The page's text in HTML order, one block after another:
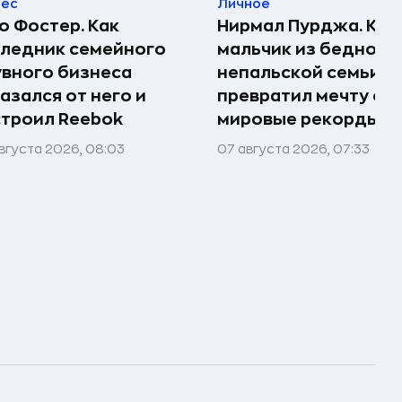
Фостер. Как
семейного
бизнеса
от него и
Reebok
2026, 08:03
Личное
Нирмал Пурджа. Как
мальчик из бедной
непальской семьи
превратил мечту о
мировые рекорды и
07 августа 2026, 07:33